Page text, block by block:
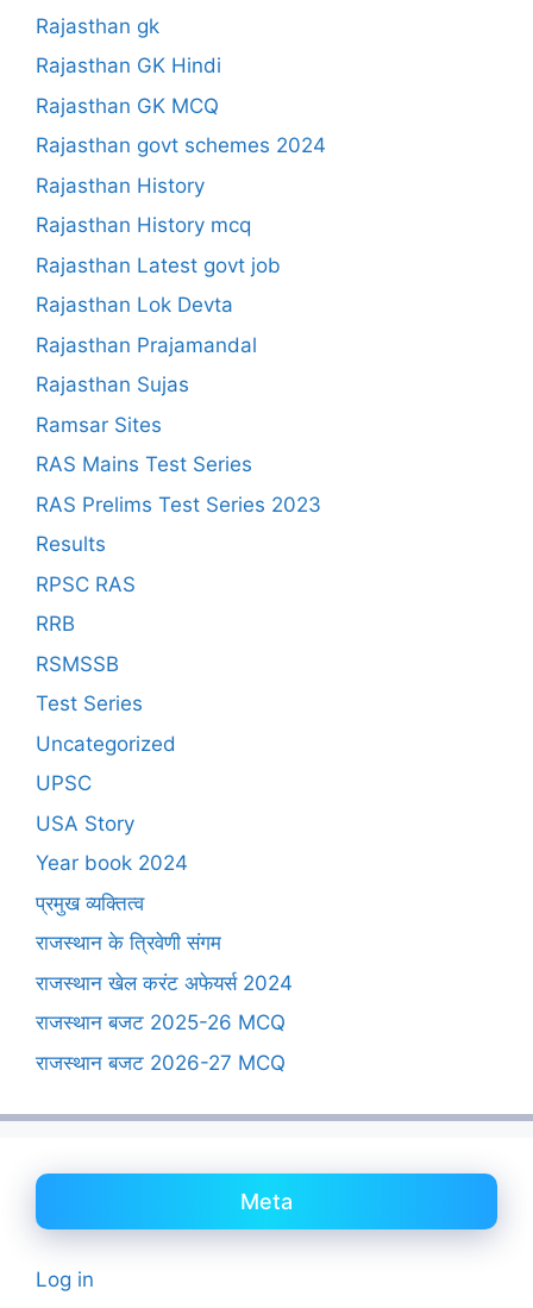
Rajasthan gk
Rajasthan GK Hindi
Rajasthan GK MCQ
Rajasthan govt schemes 2024
Rajasthan History
Rajasthan History mcq
Rajasthan Latest govt job
Rajasthan Lok Devta
Rajasthan Prajamandal
Rajasthan Sujas
Ramsar Sites
RAS Mains Test Series
RAS Prelims Test Series 2023
Results
RPSC RAS
RRB
RSMSSB
Test Series
Uncategorized
UPSC
USA Story
Year book 2024
प्रमुख व्यक्तित्व
राजस्थान के त्रिवेणी संगम
राजस्थान खेल करंट अफेयर्स 2024
राजस्थान बजट 2025-26 MCQ
राजस्थान बजट 2026-27 MCQ
Meta
Log in